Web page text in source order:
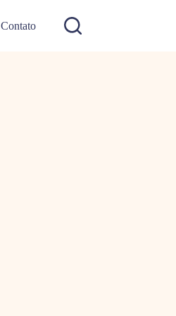
Contato